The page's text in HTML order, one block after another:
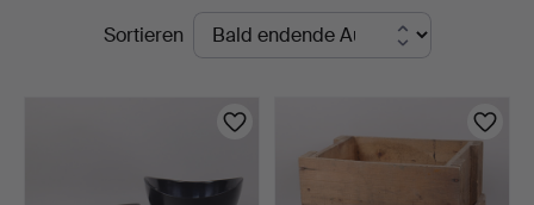
LaufendeSortieren